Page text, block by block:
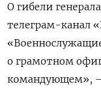
О гибели
телеграм-канал
о грамотном
командующем»,